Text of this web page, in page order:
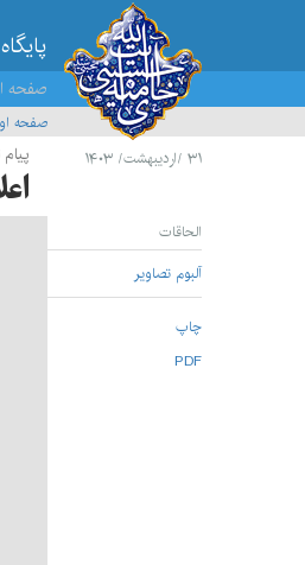
صفحه
صفحه
۳۱ /اردیبهشت/ ۱۴۰۳
اعلام ۵ روز عزای
الحاقات
آلبوم تصاویر
چاپ
PDF